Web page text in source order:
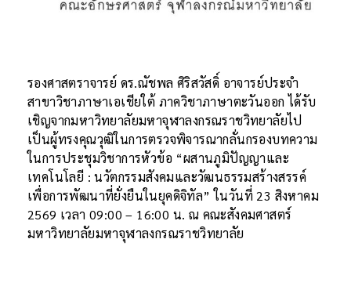
รองศาสตราจารย์ ดร.ณัชพล ศิริสวัสดิ์ อาจารย์ประจำ
สาขาวิชาภาษาเอเชียใต้ ภาควิชาภาษาตะวันออก ได้รับ
เชิญจากมหาวิทยาลัยมหาจุฬาลงกรณราชวิทยาลัยไป
เป็นผู้ทรงคุณวุฒิในการตรวจพิจารณากลั่นกรองบทความ
ในการประชุมวิชาการหัวข้อ “ผสานภูมิปัญญาและ
เทคโนโลยี : นวัตกรรมสังคมและวัฒนธรรมสร้างสรรค์
เพื่อการพัฒนาที่ยั่งยืนในยุคดิจิทัล” ในวันที่ 23 สิงหาคม
2569 เวลา 09:00 – 16:00 น. ณ คณะสังคมศาสตร์
มหาวิทยาลัยมหาจุฬาลงกรณราชวิทยาลัย